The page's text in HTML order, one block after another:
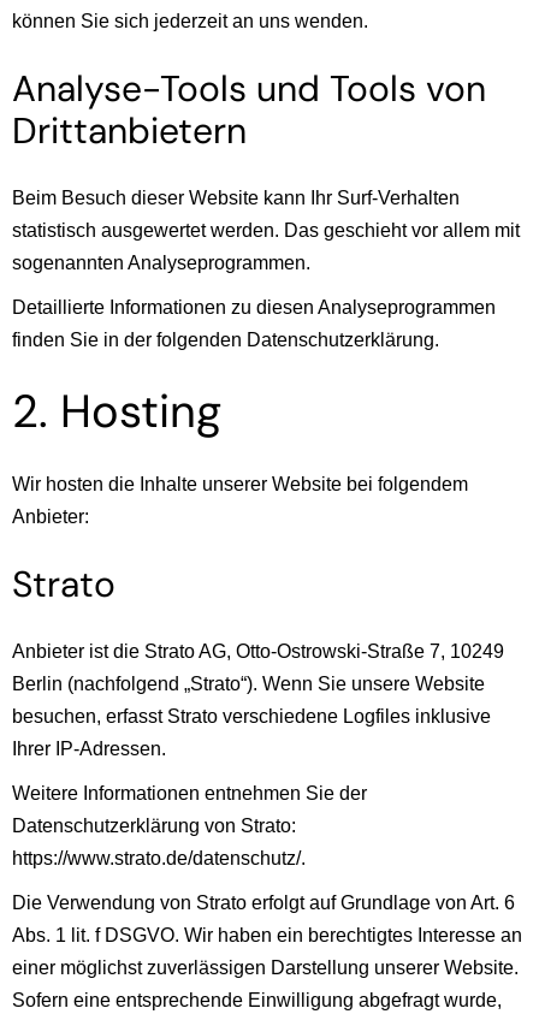
können Sie sich jederzeit an uns wenden.
Analyse-Tools und Tools von
Dritt­anbietern
Beim Besuch dieser Website kann Ihr Surf-Verhalten
statistisch ausgewertet werden. Das geschieht vor allem mit
sogenannten Analyseprogrammen.
Detaillierte Informationen zu diesen Analyseprogrammen
finden Sie in der folgenden Datenschutzerklärung.
2. Hosting
Wir hosten die Inhalte unserer Website bei folgendem
Anbieter:
Strato
Anbieter ist die Strato AG, Otto-Ostrowski-Straße 7, 10249
Berlin (nachfolgend „Strato“). Wenn Sie unsere Website
besuchen, erfasst Strato verschiedene Logfiles inklusive
Ihrer IP-Adressen.
Weitere Informationen entnehmen Sie der
Datenschutzerklärung von Strato:
https://www.strato.de/datenschutz/.
Die Verwendung von Strato erfolgt auf Grundlage von Art. 6
Abs. 1 lit. f DSGVO. Wir haben ein berechtigtes Interesse an
einer möglichst zuverlässigen Darstellung unserer Website.
Sofern eine entsprechende Einwilligung abgefragt wurde,